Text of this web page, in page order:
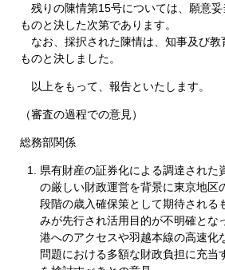
残りの陳情第15号については、願意妥
ものと決した次第であります。
なお、採択された陳情は、知事及び教
ものと決しました。
以上をもって、報告といたします。
（審査の過程での意見）
総務部関係
県有財産の証券化による調達された
の厳しい財政運営を背景に東京地区
段階の歳入確保策として期待される
みが先行され活用目的が不明確とな
港へのアクセスや羽越本線の高速化
問題における多額な財政負担に充当